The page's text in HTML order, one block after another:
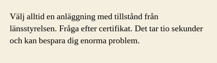
Välj alltid en anläggning med tillstånd från
länsstyrelsen. Fråga efter certifikat. Det tar tio sekunder
och kan bespara dig enorma problem.